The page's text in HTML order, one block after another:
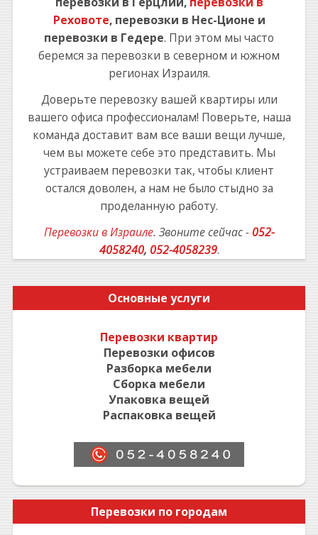
Реховоте, перевозки в Нес-Ционе и
перевозки в Гедере. При этом мы часто
беремся за перевозки в северном и южном
регионах Израиля.
Доверьте перевозку вашей квартиры или
вашего офиса профессионалам! Поверьте, наша
команда доставит вам все ваши вещи лучше,
чем вы можете себе это представить. Мы
устраиваем перевозки так, чтобы клиент
остался доволен, а нам не было стыдно за
проделанную работу.
Перевозки в Израиле. Звоните сейчас - 052-
4058240, 052-4058239.
Основные услуги
Перевозки квартир
Перевозки офисов
Разборка мебели
Сборка мебели
Упаковка вещей
Распаковка вещей
Перевозки по городам